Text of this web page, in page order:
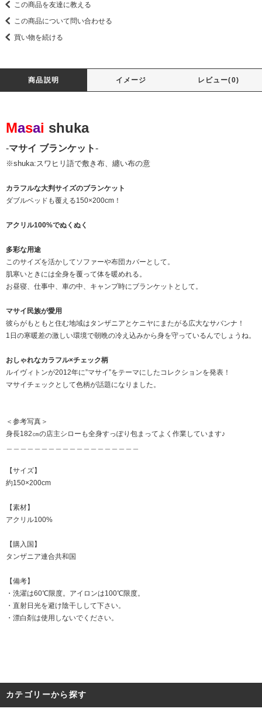
この商品を友達に教える
この商品について問い合わせる
買い物を続ける
商品説明 イメージ レビュー(0)
Masai shuka
-マサイ ブランケット-
※shuka:スワヒリ語で敷き布、纏い布の意
カラフルな大判サイズのブランケット
ダブルベッドも覆える150×200cm！
アクリル100%でぬくぬく
多彩な用途
このサイズを活かしてソファーや布団カバーとして。
肌寒いときには全身を覆って体を暖めれる。
お昼寝、仕事中、車の中、キャンプ時にブランケットとして。
マサイ民族が愛用
彼らがもともと住む地域はタンザニアとケニヤにまたがる広大なサバンナ！
1日の寒暖差の激しい環境で朝晩の冷え込みから身を守っているんでしょうね。
おしゃれなカラフル×チェック柄
ルイヴィトンが2012年に”マサイ”をテーマにしたコレクションを発表！
マサイチェックとして色柄が話題になりました。
＜参考写真＞
身長182㎝の店主シローも全身すっぽり包まってよく作業しています♪
【サイズ】
約150×200cm
【素材】
アクリル100%
【購入国】
タンザニア連合共和国
【備考】
・洗濯は60℃限度。アイロンは100℃限度。
・直射日光を避け陰干しして下さい。
・漂白剤は使用しないでください。
カテゴリーから探す